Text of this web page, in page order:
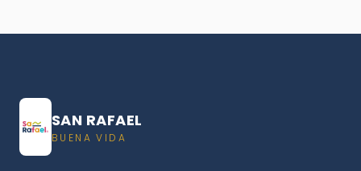
SAN RAFAEL
BUENA VIDA